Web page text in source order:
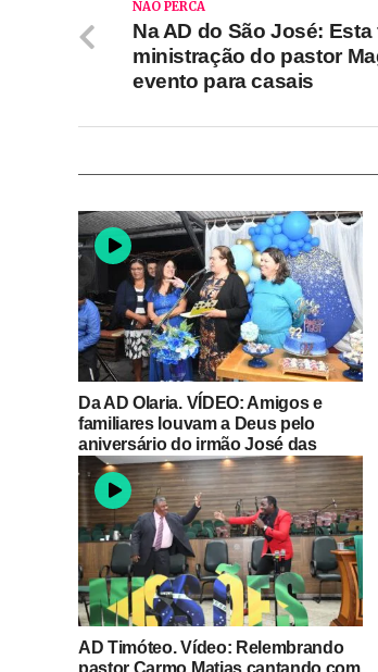
NÃO PERCA
Na AD do São José: Esta
ministração do pastor
evento para casais
Da AD Olaria. VÍDEO: Amigos e
familiares louvam a Deus pelo
aniversário do irmão José das
Neves
AD Timóteo. Vídeo: Relembrando